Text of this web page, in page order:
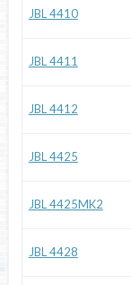
JBL 4410
JBL 4411
JBL 4412
JBL 4425
JBL 4425MK2
JBL 4428